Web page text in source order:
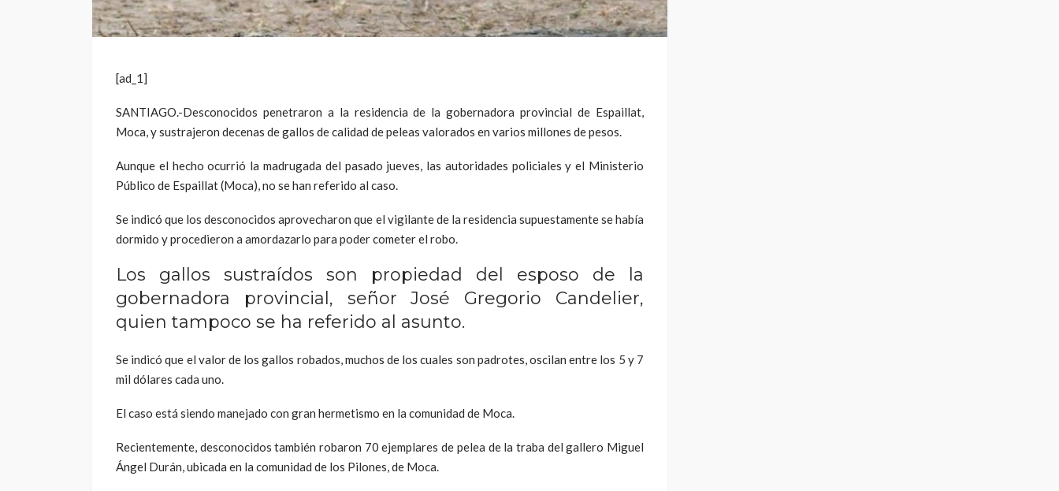
[ad_1]
SANTIAGO.-Desconocidos penetraron a la residencia de la gobernadora provincial de Espaillat,
Moca, y sustrajeron decenas de gallos de calidad de peleas valorados en varios millones de pesos.
Aunque el hecho ocurrió la madrugada del pasado jueves, las autoridades policiales y el Ministerio
Público de Espaillat (Moca), no se han referido al caso.
Se indicó que los desconocidos aprovecharon que el vigilante de la residencia supuestamente se había
dormido y procedieron a amordazarlo para poder cometer el robo.
Los gallos sustraídos son propiedad del esposo de la
gobernadora provincial, señor José Gregorio Candelier,
quien tampoco se ha referido al asunto.
Se indicó que el valor de los gallos robados, muchos de los cuales son padrotes, oscilan entre los 5 y 7
mil dólares cada uno.
El caso está siendo manejado con gran hermetismo en la comunidad de Moca.
Recientemente, desconocidos también robaron 70 ejemplares de pelea de la traba del gallero Miguel
Ángel Durán, ubicada en la comunidad de los Pilones, de Moca.